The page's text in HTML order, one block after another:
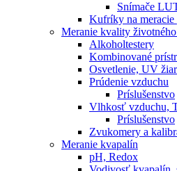
Snímače
Kufríky na meracie
Meranie kvality životného
Alkoholtestery
Kombinované
Osvetlenie, UV
Prúdenie vzduchu
Príslušenstvo
Vlhkosť vzduchu,
Príslušenstvo
Zvukomery a
Meranie kvapalín
pH, Redox